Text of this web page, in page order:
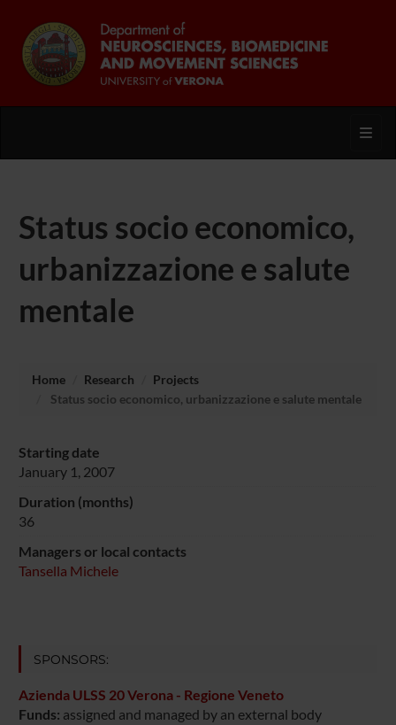
Status socio economico,
urbanizzazione e salute
mentale
Home Research
Projects
Status socio economico, urbanizzazione e salute mentale
Starting date
January 1, 2007
Duration (months)
36
Managers or local contacts
Tansella Michele
SPONSORS:
Azienda ULSS 20 Verona - Regione Veneto
Funds: assigned and managed by an external body